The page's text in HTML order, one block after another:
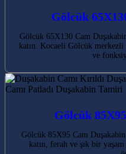
Gölcük
Gölcük 65X130 Cam
katın. Kocaeli Gölcük merkezli
ve
Gölcük
Gölcük 85X95 Cam
katın, ferah ve şık bir